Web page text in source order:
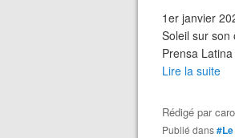
1er janvier
Soleil sur son
Prensa
Lire la suite
Rédigé par
Publié dans